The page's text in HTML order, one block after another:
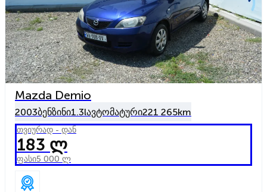
Mazda Demio
2003ბენზინი1.3lავტომატური221 265km
თვიურად - დან
183 ლ
ფასი5 000 ლ